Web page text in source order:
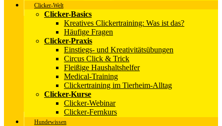
Clicker-Welt
Clicker-Basics
Kreatives Clickertraining: Was ist das?
Häufige Fragen
Clicker-Praxis
Einstiegs- und Kreativitätsübungen
Circus Click & Trick
Fleißige Haushaltshelfer
Medical-Training
Clickertraining im Tierheim-Alltag
Clicker-Kurse
Clicker-Webinar
Clicker-Fernkurs
Hundewissen